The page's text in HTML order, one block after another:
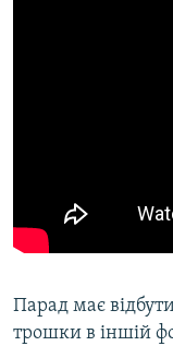
Парад має
трошки в іншій